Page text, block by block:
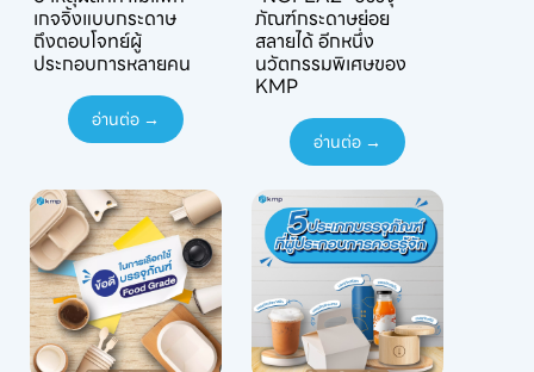
เกจจิ้งแบบกระดาษ
ถึงตอบโจทย์ผู้
ประกอบการหลายคน
อ่านต่อ →
ภัณฑ์กระดาษย่อย
สลายได้ อีกหนึ่ง
นวัตกรรมพิเศษของ
KMP
อ่านต่อ →